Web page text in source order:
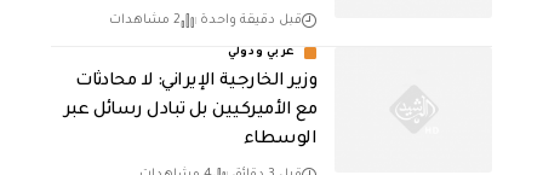
قبل دقيقة واحدة 2 مشاهدات
عربي ودولي
‏وزير الخارجية الإيراني: لا محادثات
مع الأميركيين بل تبادل رسائل عبر
الوسطاء